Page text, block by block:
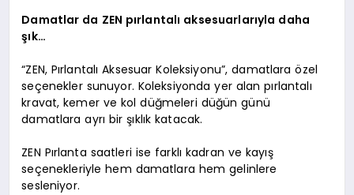
Damatlar da ZEN pırlantalı aksesuarlarıyla daha
şık…
“ZEN, Pırlantalı Aksesuar Koleksiyonu”, damatlara özel
seçenekler sunuyor. Koleksiyonda yer alan pırlantalı
kravat, kemer ve kol düğmeleri düğün günü
damatlara ayrı bir şıklık katacak.
ZEN Pırlanta saatleri ise farklı kadran ve kayış
seçenekleriyle hem damatlara hem gelinlere
sesleniyor.